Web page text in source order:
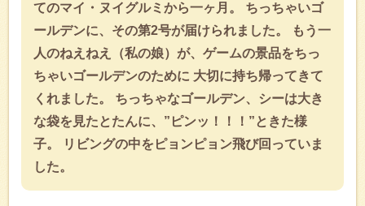
てのマイ・ヌイグルミから一ヶ月。 ちっちゃいゴ
ールデンに、その第2号が届けられました。 もう一
人のねえねえ（私の娘）が、ゲームの景品をちっ
ちゃいゴールデンのために 大切に持ち帰ってきて
くれました。 ちっちゃなゴールデン、シーは大き
な袋を見たとたんに、”ピンッ！！！”ときた様
子。 リビングの中をピョンピョン飛び回っていま
した。